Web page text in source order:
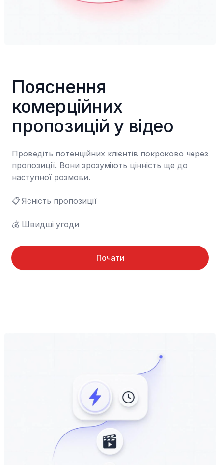
Пояснення
комерційних
пропозицій у відео
Проведіть потенційних клієнтів покроково через
пропозиції. Вони зрозуміють цінність ще до
наступної розмови.
📋	Ясність пропозиції
💰	Швидші угоди
Почати